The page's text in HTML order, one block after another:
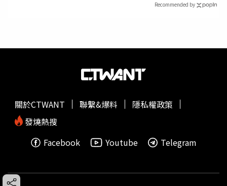
Recommended by
關於CTWANT 聯繫&爆料
隱私權政策
發燒熱搜
Facebook
Youtube Telegram